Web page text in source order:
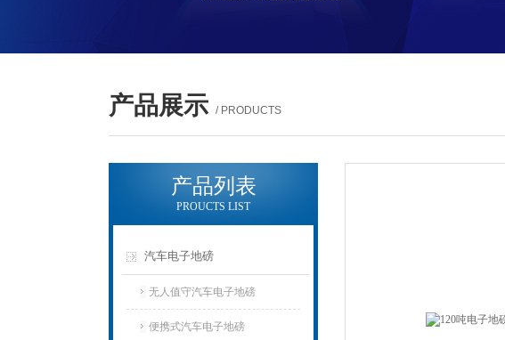
产品展示 / PRODUCTS
产品列表
PROUCTS LIST
汽车电子地磅
无人值守汽车电子地磅
便携式汽车电子地磅